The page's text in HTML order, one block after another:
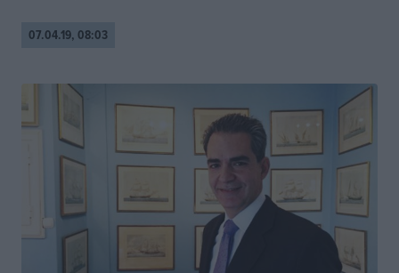
07.04.19, 08:03